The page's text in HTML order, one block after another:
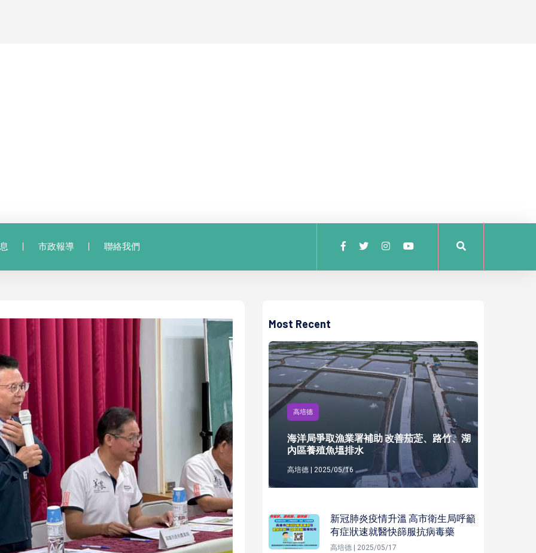
市政報導 聯絡我們
Most Recent
高培德
海洋局爭取漁業署補助 改善茄萣、路竹、湖
內區養殖魚塭排水
高培德 | 2025/05/16
新冠肺炎疫情升溫 高市衛生局呼籲
有症狀速就醫快篩服抗病毒藥
高培德 | 2025/05/17